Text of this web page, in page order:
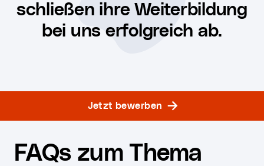
schließen ihre Weiterbildung
bei uns erfolgreich ab.
Jetzt bewerben
FAQs zum Thema